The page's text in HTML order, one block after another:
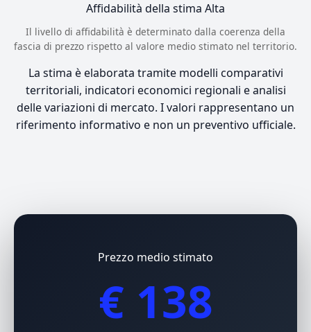
Affidabilità della stima Alta
Il livello di affidabilità è determinato dalla coerenza della
fascia di prezzo rispetto al valore medio stimato nel territorio.
La stima è elaborata tramite modelli comparativi
territoriali, indicatori economici regionali e analisi
delle variazioni di mercato. I valori rappresentano un
riferimento informativo e non un preventivo ufficiale.
Prezzo medio stimato
€ 138